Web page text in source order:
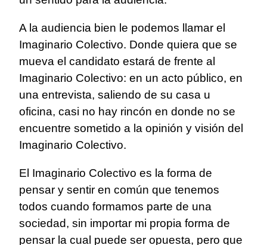
A la audiencia bien le podemos llamar el
Imaginario Colectivo. Donde quiera que se
mueva el candidato estará de frente al
Imaginario Colectivo: en un acto público, en
una entrevista, saliendo de su casa u
oficina, casi no hay rincón en donde no se
encuentre sometido a la opinión y visión del
Imaginario Colectivo.
El Imaginario Colectivo es la forma de
pensar y sentir en común que tenemos
todos cuando formamos parte de una
sociedad, sin importar mi propia forma de
pensar la cual puede ser opuesta, pero que